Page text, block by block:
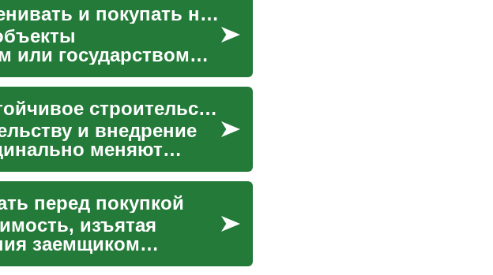
Конфискованные дома: как оценивать и покупать недвижимость
или государством
других ...
Экологические стандарты и устойчивое строительство: последствия для занятости
и внедрение
меняют
перед покупкой
изъятая
заемщиком